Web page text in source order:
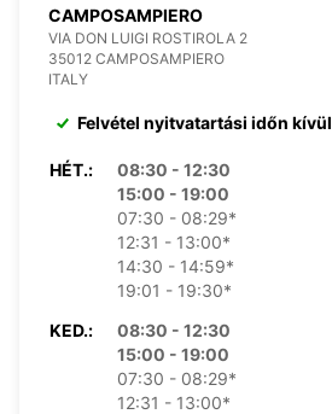
CAMPOSAMPIERO
VIA DON LUIGI ROSTIROLA 2
35012 CAMPOSAMPIERO
ITALY
Felvétel nyitvatartási időn kívül
HÉT.:
08:30 - 12:30
15:00 - 19:00
07:30 - 08:29*
12:31 - 13:00*
14:30 - 14:59*
19:01 - 19:30*
KED.:
08:30 - 12:30
15:00 - 19:00
07:30 - 08:29*
12:31 - 13:00*